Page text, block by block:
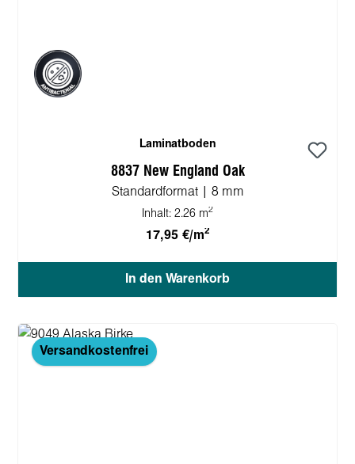
Laminatboden
8837 New England Oak
Standardformat | 8 mm
Inhalt: 2.26 m2
17,95 €/m2
In den Warenkorb
Versandkostenfrei